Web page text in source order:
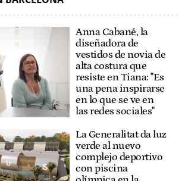
Anna Cabané, la
diseñadora de
vestidos de novia de
alta costura que
resiste en Tiana: "Es
una pena inspirarse
en lo que se ve en
las redes sociales"
La Generalitat da luz
verde al nuevo
complejo deportivo
con piscina